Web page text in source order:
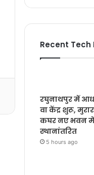
Recent Tech
रघुनाथपुर में
वा केंद्र शुरू,
कघर नए भवन
स्थानांतरित
5 hours ago